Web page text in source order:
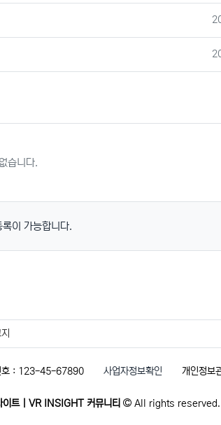
습니다.
이 가능합니다.
호 : 123-45-67890 사업자정보확인 개인정보
이트 | VR INSIGHT 커뮤니티 All rights reserved.